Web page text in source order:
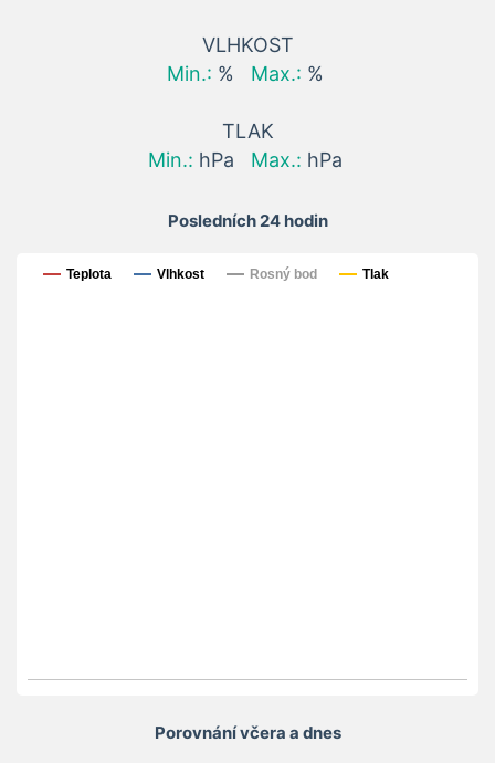
VLHKOST
Min.: % Max.: %
TLAK
Min.: hPa Max.: hPa
Posledních 24 hodin
Posledních 24 hodin
Teplota Vlhkost Rosný bod Tlak
Porovnání včera a dnes